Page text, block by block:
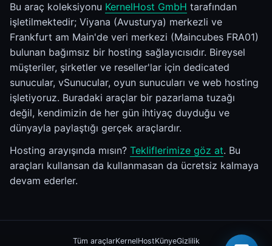
Bu araç koleksiyonu KernelHost GmbH tarafından
işletilmektedir; Viyana (Avusturya) merkezli ve
Frankfurt am Main'de veri merkezi (Maincubes FRA01)
bulunan bağımsız bir hosting sağlayıcısıdır. Bireysel
müşteriler, şirketler ve reseller'lar için dedicated
sunucular, vSunucular, oyun sunucuları ve web hosting
işletiyoruz. Buradaki araçlar bir pazarlama tuzağı
değil, kendimizin de her gün ihtiyaç duyduğu ve
dünyayla paylaştığı gerçek araçlardır.
Hosting arayışında mısın? Tekliflerimize göz at. Bu
araçları kullansan da kullanmasan da ücretsiz kalmaya
devam ederler.
Tüm araçlarKernelHostKünyeGizlilik